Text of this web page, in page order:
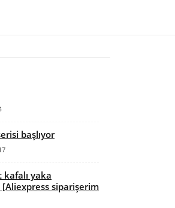
başlıyor
yaka
siparişerim